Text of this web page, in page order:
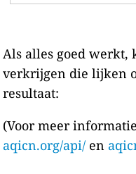
Als alles goed werkt,
verkrijgen die lijken
resultaat:
(Voor meer
aqicn.org/api/ en